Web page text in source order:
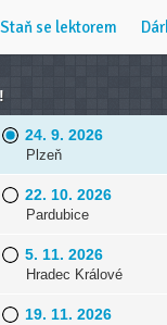
Staň se lektorem
24. 9. 2026
Plzeň
22. 10. 2026
Pardubice
5. 11. 2026
Hradec Králové
19. 11. 2026